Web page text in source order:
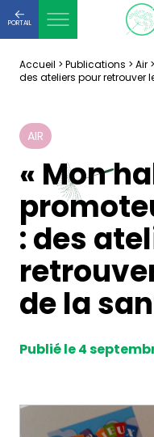
PORTAIL
Accueil > Publications > Air >
des ateliers pour retrouver
AIR
« Mon
: des
de la
Publié le 4